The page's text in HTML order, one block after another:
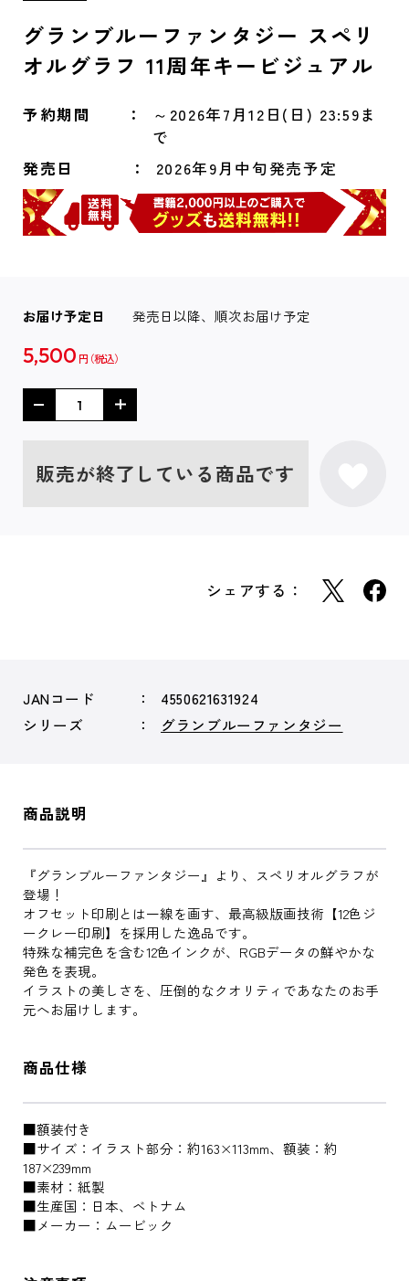
グランブルーファンタジー スペリ
オルグラフ 11周年キービジュアル
予約期間
～2026年7月12日(日) 23:59ま
で
発売日
2026年9月中旬発売予定
お届け予定日 発売日以降、順次お届け予定
5,500 円
販売が終了している商品です
シェアする：
JANコード
4550621631924
シリーズ
グランブルーファンタジー
商品説明
『グランブルーファンタジー』より、スペリオルグラフが
登場！
オフセット印刷とは一線を画す、最高級版画技術【12色ジ
ークレー印刷】を採用した逸品です。
特殊な補完色を含む12色インクが、RGBデータの鮮やかな
発色を表現。
イラストの美しさを、圧倒的なクオリティであなたのお手
元へお届けします。
商品仕様
■額装付き
■サイズ：イラスト部分：約163×113mm、額装：約
187×239mm
■素材：紙製
■生産国：日本、ベトナム
■メーカー：ムービック